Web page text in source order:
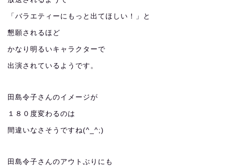
「バラエティーにもっと出てほしい！」と
懇願されるほど
かなり明るいキャラクターで
出演されているようです。
田島令子さんのイメージが
１８０度変わるのは
間違いなさそうですね(^_^;)
田島令子さんのアウトぶりにも